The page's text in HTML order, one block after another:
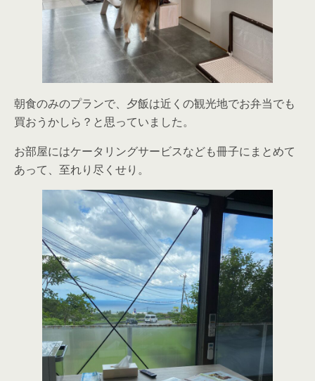
朝食のみのプランで、夕飯は近くの観光地でお弁当でも
買おうかしら？と思っていました。
お部屋にはケータリングサービスなども冊子にまとめて
あって、至れり尽くせり。